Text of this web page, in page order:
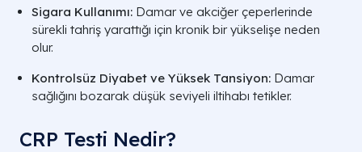
Sigara Kullanımı: Damar ve akciğer çeperlerinde
sürekli tahriş yarattığı için kronik bir yükselişe neden
olur.
Kontrolsüz Diyabet ve Yüksek Tansiyon: Damar
sağlığını bozarak düşük seviyeli iltihabı tetikler.
CRP Testi Nedir?